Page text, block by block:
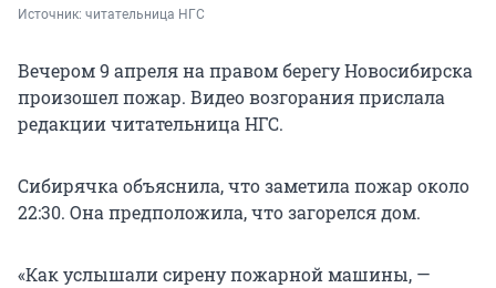
Источник: читательница НГС
Вечером 9 апреля на правом берегу Новосибирска
произошел пожар. Видео возгорания прислала
редакции читательница НГС.
Сибирячка объяснила, что заметила пожар около
22:30. Она предположила, что загорелся дом.
«Как услышали сирену пожарной машины, —